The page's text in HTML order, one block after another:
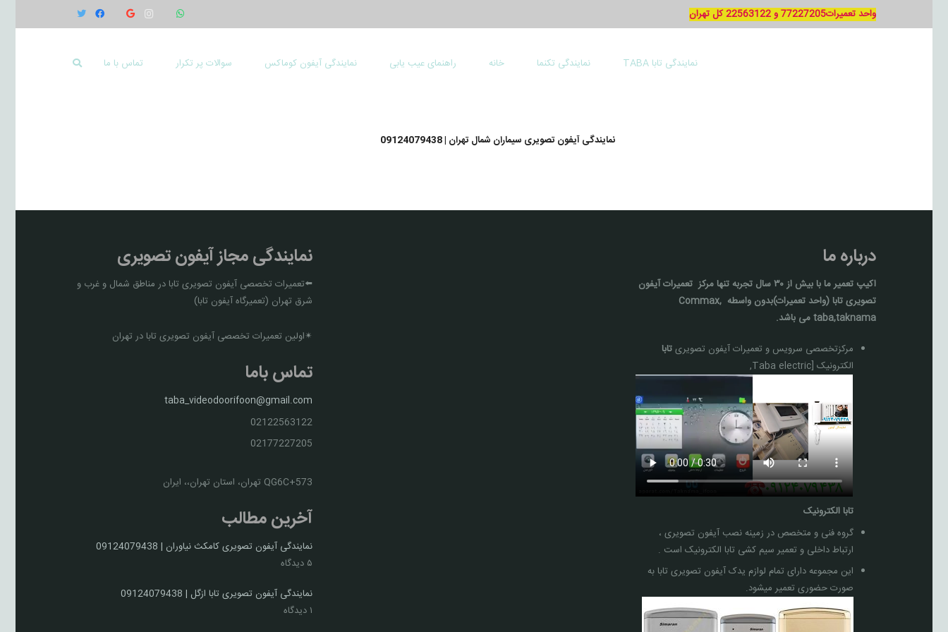
واحد تعمیرات77227205 و 22563122 کل تهران
نمایندگی تابا TABA نمایندگی تکنما خانه راهنمای عیب یابی نمایندگی آیفون کوماکس سوالات پر تکرار تماس با ما
نمایندگی آیفون تصویری سیماران شمال تهران | 09124079438
درباره ما
اکیپ تعمیر ما با بيش از ۳۰ سال تجربه تنها مركز تعمیرات آيفون
تصويری تابا (واحد تعمیرات)بدون واسطه Commax,
taba,taknama می باشد.
مرکزتخصصی سرویس و تعمیرات آیفون تصویریتابا
الکترونیک [Taba electric,
تابا الکترونیک
گروه فنی و متخصص در زمینه نصب آیفون تصویری ،
ارتباط داخلی و تعمیر سیم کشی تابا الکترونیک است .
این مجموعه دارای تمام لوازم یدک آیفون تصویری تابا به
صورت حضوری تعمیر میشود.
نمایندگی مجاز آیفون تصویری
⬅️تعمیرات تخصصی آیفون تصویری تابا در مناطق شمال و غرب و
شرق تهران (تعمیرگاه آیفون تابا)
✴اولین تعمیرات تخصصی آیفون تصویری تابا در تهران
تماس باما
taba_videodoorifoon@gmail.com
02122563122
02177227205
QG6C+573 تهران، استان تهران،، ایران
آخرین مطالب
نمایندگی آیفون تصویری کامکث نیاوران | 09124079438
۵ دیدگاه
نمایندگی آیفون تصویری تابا ازگل | 09124079438
۱ دیدگاه